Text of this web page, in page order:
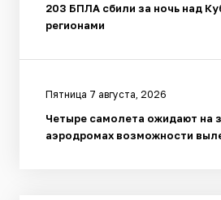
203 БПЛА сбили за ночь над
регионами
Пятница 7 августа, 2026
Четыре самолета ожидают на
аэродромах возможности